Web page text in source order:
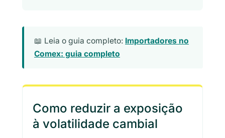
📖 Leia o guia completo: Importadores no
Comex: guia completo
Como reduzir a exposição
à volatilidade cambial